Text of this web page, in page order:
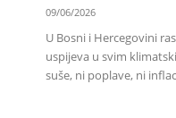
09/06/2026
U Bosni i Hercegovini
uspijeva u svim
suše, ni poplave, ni